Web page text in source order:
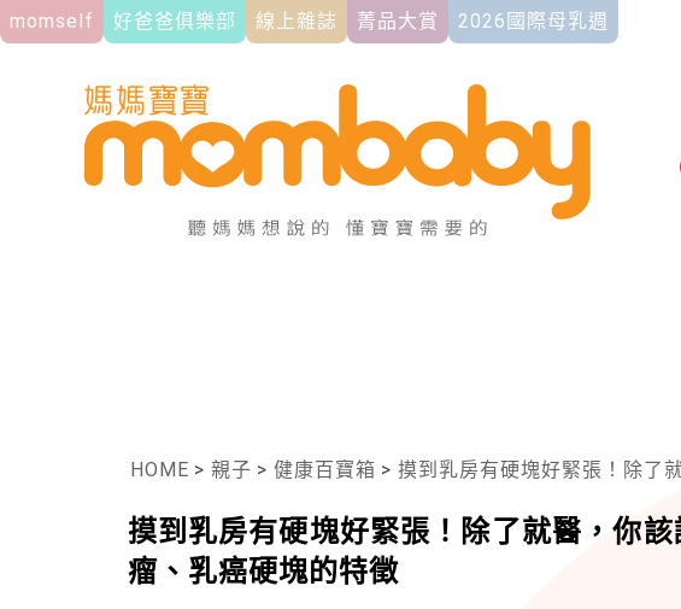
momself 好爸爸俱樂部 線上雜誌 菁品大賞 2026國際母乳週
HOME > 親子 > 健康百寶箱 > 摸到乳房有硬塊好緊張！除了就醫，
摸到乳房有硬塊好緊張！除了就醫，你
瘤、乳癌硬塊的特徵